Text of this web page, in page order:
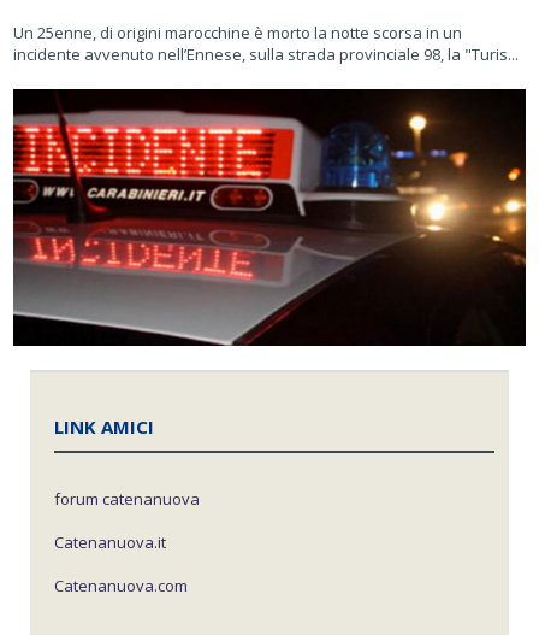
Un 25enne, di origini marocchine è morto la notte scorsa in un
incidente avvenuto nell’Ennese, sulla strada provinciale 98, la "Turis...
LINK AMICI
forum catenanuova
Catenanuova.it
Catenanuova.com